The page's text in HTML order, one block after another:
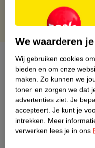
Over dit product
Productinformatie
Etiketinformatie
Nature Impact Score
We waarderen
Wij gebruiken cookies
bieden en om onze
maken. Zo kunnen we
tonen en zorgen we dat
advertenties ziet. Je
accepteert. Je kunt je
intrekken. Meer
verwerken lees je in ons